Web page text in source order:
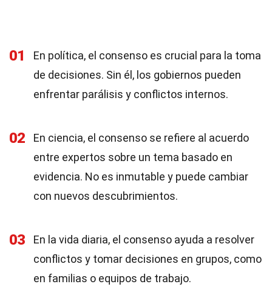
01
En política, el consenso es crucial para la toma
de decisiones. Sin él, los gobiernos pueden
enfrentar parálisis y conflictos internos.
02
En ciencia, el consenso se refiere al acuerdo
entre expertos sobre un tema basado en
evidencia. No es inmutable y puede cambiar
con nuevos descubrimientos.
03
En la vida diaria, el consenso ayuda a resolver
conflictos y tomar decisiones en grupos, como
en familias o equipos de trabajo.